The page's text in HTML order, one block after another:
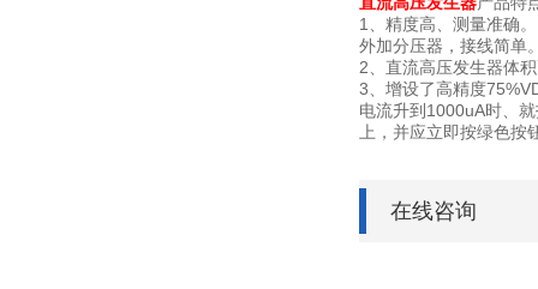
1、精度高、测量准确
外加分压器，接线简单
2、直流高压发生器体
3、增设了高精度
电流升到1000uA时、
上，并应立即按绿色
在线咨询